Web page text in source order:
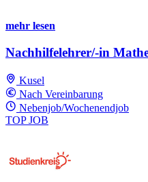
mehr lesen
Nachhilfelehrer/-in
Kusel
Nach Vereinbarung
Nebenjob/Wochenendjob
TOP JOB